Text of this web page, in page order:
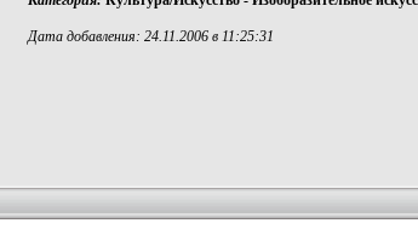
Дата добавления: 24.11.2006 в 11:25:31